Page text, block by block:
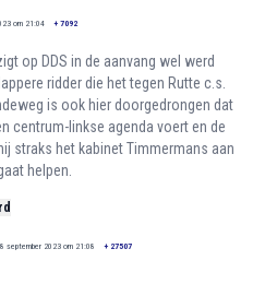
om 21:04 + 7092
op DDS in de aanvang wel werd
ridder die het tegen Rutte c.s.
is ook hier doorgedrongen dat
centrum-linkse agenda voert en de
straks het kabinet Timmermans aan
helpen.
september 2023 om 21:08 + 27507